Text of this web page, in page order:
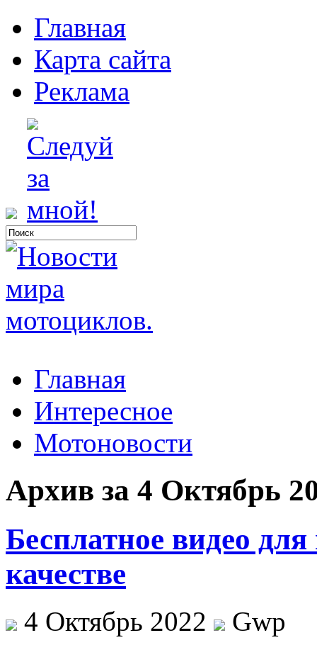
Главная
Карта сайта
Реклама
Главная
Интересное
Мотоновости
Архив за 4 Октябрь
Бесплатное видео
качестве
4 Октябрь 2022
Gwp